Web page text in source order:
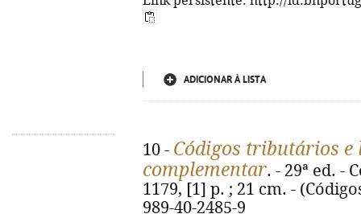
ADICIONAR À LISTA
10 - Códigos tributários e
complementar. - 29ª ed. -
1179, [1] p. ; 21 cm. -
989-40-2485-9